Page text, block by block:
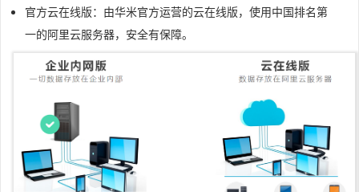
官方云在线版：由华米官方运营的云在线版，使用中国排名第
一的阿里云服务器，安全有保障。